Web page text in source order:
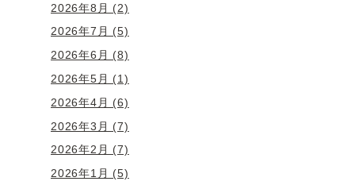
2026年8月 (2)
2026年7月 (5)
2026年6月 (8)
2026年5月 (1)
2026年4月 (6)
2026年3月 (7)
2026年2月 (7)
2026年1月 (5)